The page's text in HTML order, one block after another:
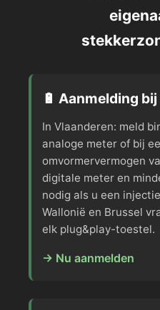
🔋 Aanmelding
In Vlaanderen: meld
analoge meter of bij
omvormervermogen
digitale meter en
nodig als u een
Wallonië en Brussel
elk plug&play-toestel.
→ Nu aanmelden